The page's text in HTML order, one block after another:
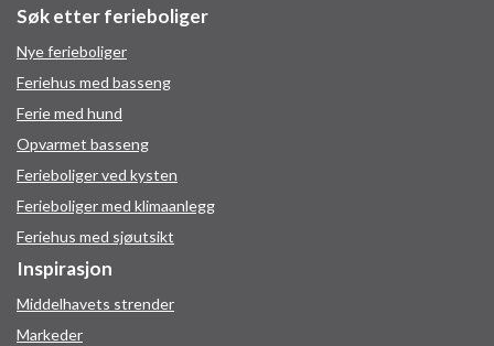
Søk etter ferieboliger
Nye ferieboliger
Feriehus med basseng
Ferie med hund
Opvarmet basseng
Ferieboliger ved kysten
Ferieboliger med klimaanlegg
Feriehus med sjøutsikt
Inspirasjon
Middelhavets strender
Markeder